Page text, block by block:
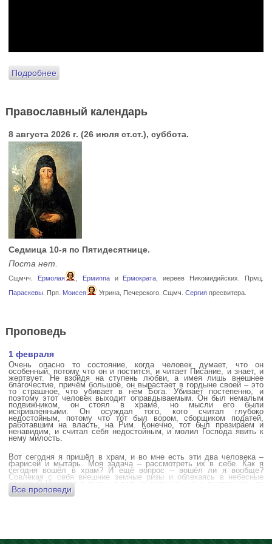
Подробнее
Православный календарь
8 августа 2026 г. (26 июля ст.ст.), суббота.
Седмица 10-я по Пятидесятнице.
Поста нет.
Сщмчч. Ермолая Ермиппаи Ермократа , иереев Никомидийских. Прмц.
Параскевы. Прп. Моисея Угрина, Печерского. Сщмч. Сергияпресвитера.
Проповедь
1 февраля
Очень опасно то состояние, когда человек думает, что он
особенный, потому что он и постится, и читает Писание, и знает, и
жертвует. Не взойдя на ступень любви, а имея лишь внешнее
благочестие, причём большое, он вырастает в гордыне своей – это
то страшное, что убивает в нём Бога. Убивает постепенно, и
поэтому этот человек выходит оправдываемым. Он был немалым
подвижником, он стоял в храме, но мысли его были
искривлёнными. Он осуждал того, кого считал глубоко
недостойным, потому что тот был вором, сборщиком податей,
работавшим на власть, на Рим. Конечно, тот был презираем и
ненавидим, и считал себя недостойным, и молил Господа явить к
нему милость.
Вот сегодня я пришёл в храм, и во мне есть эти два человека –
фарисей и мытарь. Моя задача – рассмотреть их в себе. Как я
сегодня вошёл в храм? И ещё вопрос – вошёл ли я вообще?
Совлекая с себя внешние земные ризы и облекаясь в небесные
одежды? Имеется в виду не только внешние, но и внутренние, то
есть помыслы.
сердца?
Все проповеди